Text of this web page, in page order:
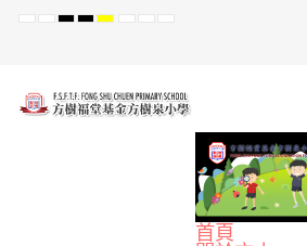
Default
Night
High
mode
High
mode
High
mode
SetSetSet
首頁